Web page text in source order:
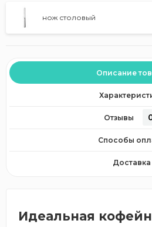
нож столовый
Описание
Отзывы
Способы
Доставка
Идеальная